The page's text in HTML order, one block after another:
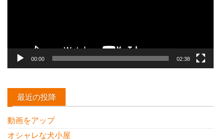
00:00 02:38
最近の投降
動画をアップ
オシャレな犬小屋